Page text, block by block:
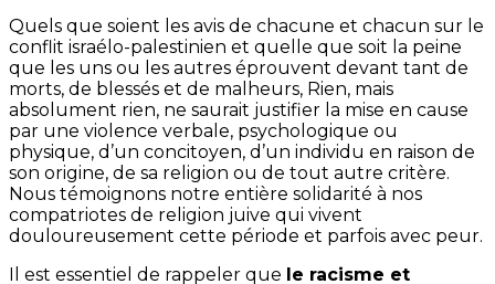
Quels que soient les avis de chacune et chacun sur le
conflit israélo-palestinien et quelle que soit la peine
que les uns ou les autres éprouvent devant tant de
morts, de blessés et de malheurs, Rien, mais
absolument rien, ne saurait justifier la mise en cause
par une violence verbale, psychologique ou
physique, d’un concitoyen, d’un individu en raison de
son origine, de sa religion ou de tout autre critère.
Nous témoignons notre entière solidarité à nos
compatriotes de religion juive qui vivent
douloureusement cette période et parfois avec peur.
Il est essentiel de rappeler que le racisme et